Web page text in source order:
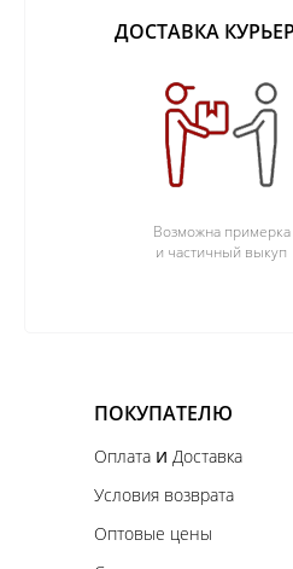
ДОСТАВКА
Возможна примерка
и частичный выкуп
ПОКУПАТЕЛЮ
Оплата и Доставка
Условия возврата
Оптовые цены